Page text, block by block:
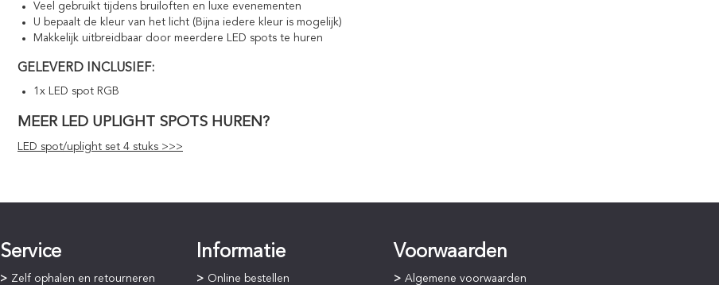
Veel gebruikt tijdens bruiloften en luxe evenementen
U bepaalt de kleur van het licht (Bijna iedere kleur is mogelijk)
Makkelijk uitbreidbaar door meerdere LED spots te huren
GELEVERD INCLUSIEF:
1x LED spot RGB
MEER LED UPLIGHT SPOTS HUREN?
LED spot/uplight set 4 stuks >>>
Service
Zelf ophalen en retourneren
Informatie
Online bestellen
Voorwaarden
Algemene voorwaarden